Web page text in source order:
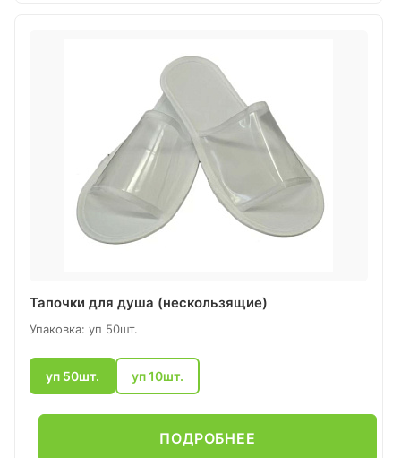
Тапочки для душа (нескользящие)
Упаковка: уп 50шт.
уп 50шт. уп 10шт.
ПОДРОБНЕЕ